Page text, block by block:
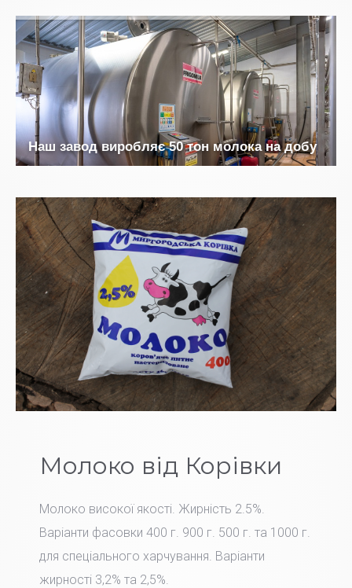
Наш завод виробляє 50 тон молока на добу
Молоко від Корівки
Молоко високої якості. Жирність 2.5%.
Варіанти фасовки 400 г. 900 г. 500 г. та 1000 г.
для спеціального харчування. Варіанти
жирності 3,2% та 2,5%.